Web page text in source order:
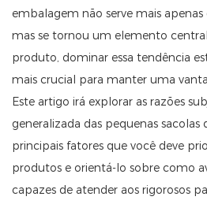
embalagem não serve mais
mas se tornou um elemento
produto, dominar essa tendência
mais crucial para manter uma
Este artigo irá explorar as razões
generalizada das pequenas sacolas
principais fatores que você deve
produtos e orientá-lo sobre como
capazes de atender aos rigorosos